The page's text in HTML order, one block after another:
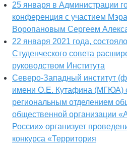
25 января в Администрации
конференция с участием
Воропановым Сергеем
22 января 2021 года,
Студенческого совета
руководством Института
Северо-Западный институт
имени О.Е. Кутафина (МГЮА)
региональным отделением
общественной организации
России» организует
конкурса «Территория